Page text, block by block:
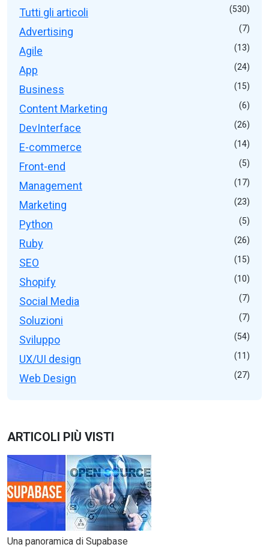
Tutti gli articoli (530)
Advertising (7)
Agile (13)
App (24)
Business (15)
Content Marketing (6)
DevInterface (26)
E-commerce (14)
Front-end (5)
Management (17)
Marketing (23)
Python (5)
Ruby (26)
SEO (15)
Shopify (10)
Social Media (7)
Soluzioni (7)
Sviluppo (54)
UX/UI design (11)
Web Design (27)
ARTICOLI PIÙ VISTI
Una panoramica di Supabase